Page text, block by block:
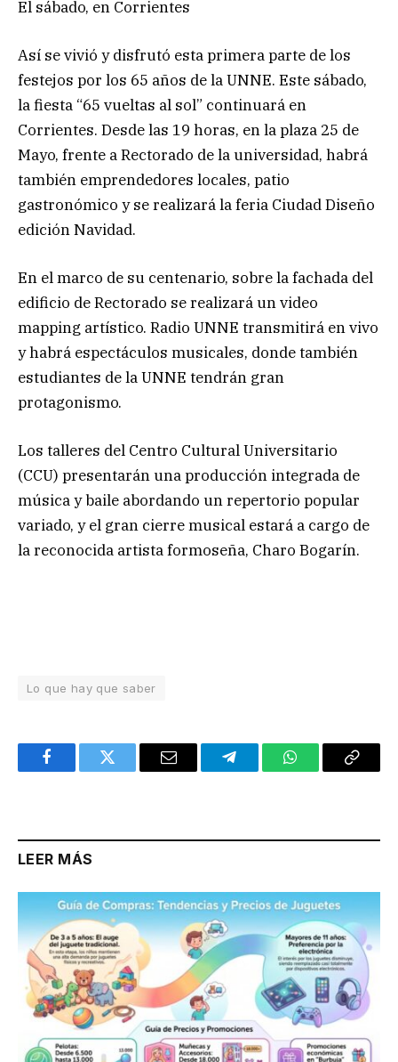
El sábado, en Corrientes
Así se vivió y disfrutó esta primera parte de los
festejos por los 65 años de la UNNE. Este sábado,
la fiesta “65 vueltas al sol” continuará en
Corrientes. Desde las 19 horas, en la plaza 25 de
Mayo, frente a Rectorado de la universidad, habrá
también emprendedores locales, patio
gastronómico y se realizará la feria Ciudad Diseño
edición Navidad.
En el marco de su centenario, sobre la fachada del
edificio de Rectorado se realizará un video
mapping artístico. Radio UNNE transmitirá en vivo
y habrá espectáculos musicales, donde también
estudiantes de la UNNE tendrán gran
protagonismo.
Los talleres del Centro Cultural Universitario
(CCU) presentarán una producción integrada de
música y baile abordando un repertorio popular
variado, y el gran cierre musical estará a cargo de
la reconocida artista formoseña, Charo Bogarín.
Lo que hay que saber
FacebookTwitter Email TelegramWhatsAppCopy
LEER MÁS